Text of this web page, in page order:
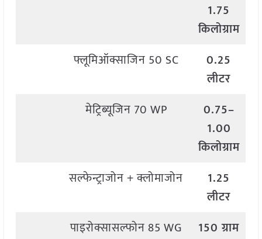
1.75
किलोग्राम
फ्लूमिऑक्साजिन 50 SC
0.25
लीटर
मेट्रिब्यूजिन 70 WP
0.75–
1.00
किलोग्राम
सल्फेन्ट्राजोन + क्लोमाजोन
1.25
लीटर
पाइरोक्सासल्फोन 85 WG
150 ग्राम